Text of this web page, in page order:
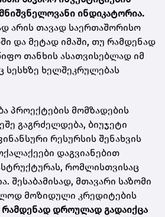
ინდიკატორია.
არის თავად საერთაშორისო
და მეტად იმაში, თუ რამდენად
თანხის ასათვისებლად იმ
სესხზე ხელშეკრულებას
პროექტების მომზადების
გაგრძელდება, ბიუჯეტი
რესურსის შენახვის
დაგვიანებით
რომლისთვისაც
შესაბამისად, მთავარი საზომი
მოზიდული კრედიტების
რამდენად დროულად გადაიქცა